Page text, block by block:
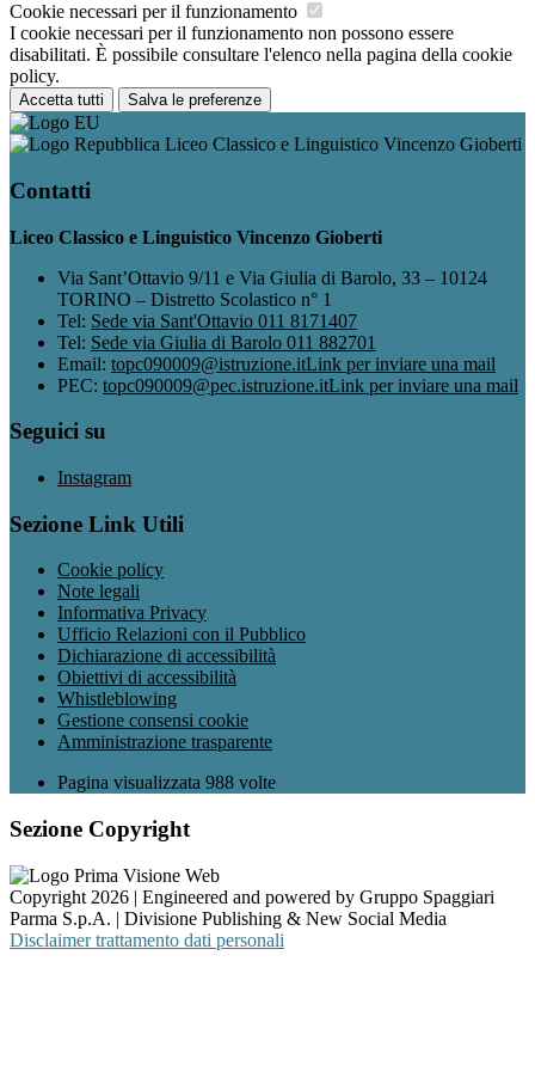
Cookie necessari per il funzionamento
I cookie necessari per il funzionamento non possono essere
disabilitati. È possibile consultare l'elenco nella pagina della cookie
policy.
Accetta tutti Salva le preferenze
Liceo Classico e Linguistico Vincenzo Gioberti
Contatti
Liceo Classico e Linguistico Vincenzo Gioberti
Via Sant’Ottavio 9/11 e Via Giulia di Barolo, 33 – 10124
TORINO – Distretto Scolastico n° 1
Tel: Sede via Sant'Ottavio 011 8171407
Tel: Sede via Giulia di Barolo 011 882701
Email: topc090009@istruzione.itLink per inviare una mail
PEC: topc090009@pec.istruzione.itLink per inviare una mail
Seguici su
Instagram
Sezione Link Utili
Cookie policy
Note legali
Informativa Privacy
Ufficio Relazioni con il Pubblico
Dichiarazione di accessibilità
Obiettivi di accessibilità
Whistleblowing
Gestione consensi cookie
Amministrazione trasparente
Pagina visualizzata 988 volte
Sezione Copyright
Copyright 2026 | Engineered and powered by Gruppo Spaggiari
Parma S.p.A. | Divisione Publishing & New Social Media
Disclaimer trattamento dati personali